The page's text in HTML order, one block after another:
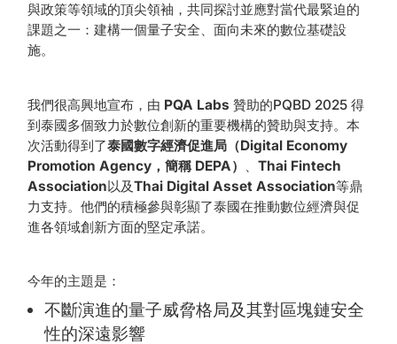
與政策等領域的頂尖領袖，共同探討並應對當代最緊迫的
課題之一：建構一個量子安全、面向未來的數位基礎設
施。
我們很高興地宣布，由 PQA Labs 贊助的PQBD 2025 得
到泰國多個致力於數位創新的重要機構的贊助與支持。本
次活動得到了泰國數字經濟促進局（Digital Economy
Promotion Agency，簡稱 DEPA）
Thai Fintech
Association以及Thai Digital Asset Association等鼎
力支持。他們的積極參與彰顯了泰國在推動數位經濟與促
進各領域創新方面的堅定承諾。
今年的主題是：
不斷演進的量子威脅格局及其對區塊鏈安全
性的深遠影響